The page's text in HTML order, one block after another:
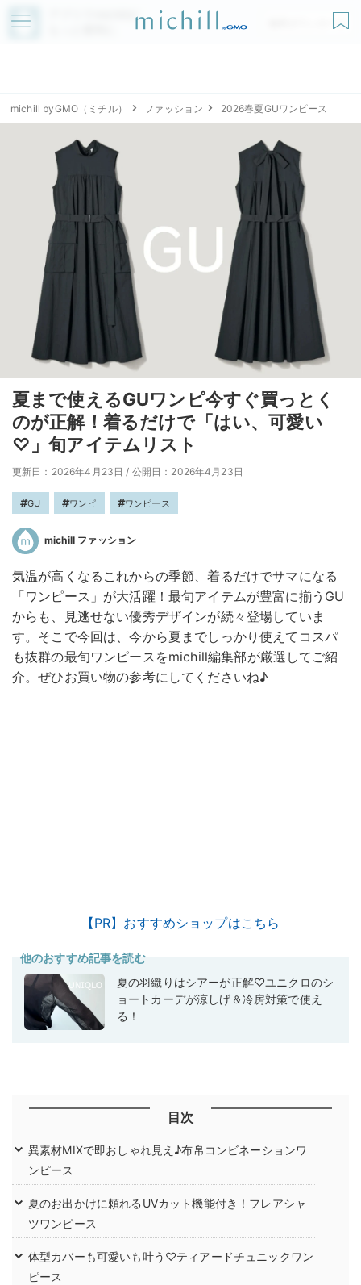
アプリでmichillが
無料ダウンロード
michill byGMO（ミチル） ファッション 2026春夏GUワンピース
夏まで使えるGUワンピ今すぐ買っとく
のが正解！着るだけで「はい、可愛い
♡」旬アイテムリスト
更新日：2026年4月23日 / 公開日：2026年4月23日
GU ワンピ ワンピース
michill ファッション
気温が高くなるこれからの季節、着るだけでサマになる
「ワンピース」が大活躍！最旬アイテムが豊富に揃うGU
からも、見逃せない優秀デザインが続々登場していま
す。そこで今回は、今から夏までしっかり使えてコスパ
も抜群の最旬ワンピースをmichill編集部が厳選してご紹
介。ぜひお買い物の参考にしてくださいね♪
【PR】おすすめショップはこちら
他のおすすめ記事を読む
夏の羽織りはシアーが正解♡ユニクロのシ
ョートカーデが涼しげ＆冷房対策で使え
る！
目次
異素材MIXで即おしゃれ見え♪布帛コンビネーションワ
ンピース
夏のお出かけに頼れるUVカット機能付き！フレアシャ
ツワンピース
体型カバーも可愛いも叶う♡ティアードチュニックワン
ピース